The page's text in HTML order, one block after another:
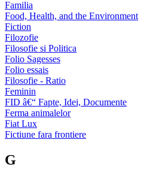
Familia
Food, Health, and the Environment
Fiction
Filozofie
Filosofie si Politica
Folio Sagesses
Folio essais
Filosofie - Ratio
Feminin
FID â€“ Fapte, Idei, Documente
Ferma animalelor
Fiat Lux
Fictiune fara frontiere
G